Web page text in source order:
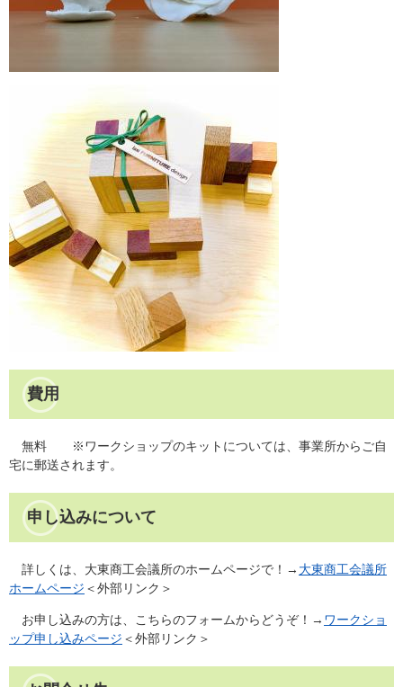
費用
無料 ※ワークショップのキットについては、事業所からご自
宅に郵送されます。
申し込みについて
詳しくは、大東商工会議所のホームページで！→ 大東商工会議所
ホームページ ＜外部リンク＞
お申し込みの方は、こちらのフォームからどうぞ！→ ワークショ
ップ申し込みページ ＜外部リンク＞